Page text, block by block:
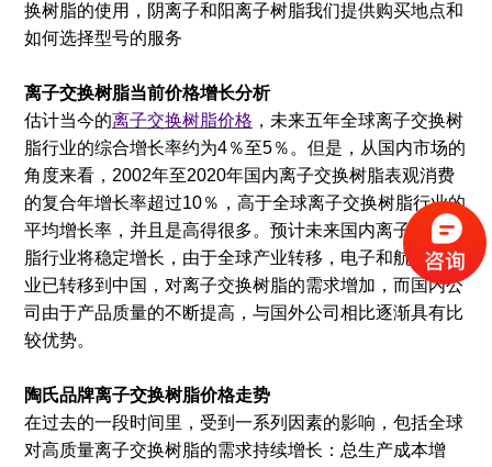
换树脂的使用，阴离子和阳离子树脂我们提供购买地点和
如何选择型号的服务
离子交换树脂当前价格增长分析
估计当今的离子交换树脂价格 ，未来五年全球离子交换树
脂行业的综合增长率约为4％至5％。但是，从国内市场的
角度来看，2002年至2020年国内离子交换树脂表观消费
的复合年增长率超过10％，高于全球离子交换树脂行业的
平均增长率，并且是高得很多。预计未来国内离子交换树
脂行业将稳定增长，由于全球产业转移，电子和航运等行
业已转移到中国，对离子交换树脂的需求增加，而国内公
司由于产品质量的不断提高，与国外公司相比逐渐具有比
较优势。
陶氏品牌离子交换树脂价格走势
在过去的一段时间里，受到一系列因素的影响，包括全球
对高质量离子交换树脂的需求持续增长：总生产成本增